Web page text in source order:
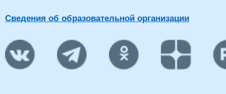
Сведения об образовательной организации